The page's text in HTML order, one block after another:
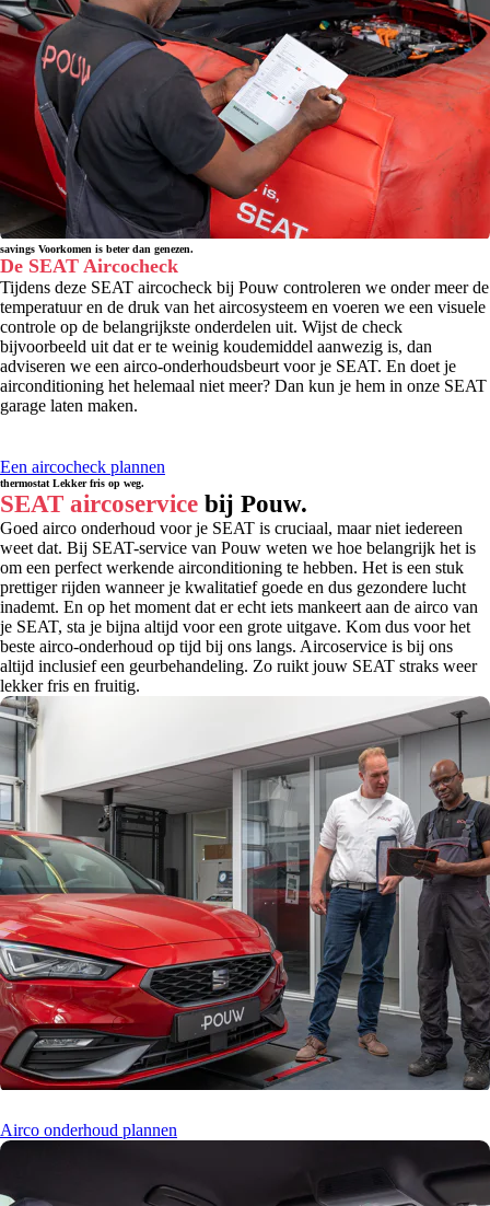
savings Voorkomen is beter dan genezen.
De SEAT Aircocheck
Tijdens deze SEAT aircocheck bij Pouw controleren we onder meer de
temperatuur en de druk van het aircosysteem en voeren we een visuele
controle op de belangrijkste onderdelen uit. Wijst de check
bijvoorbeeld uit dat er te weinig koudemiddel aanwezig is, dan
adviseren we een airco-onderhoudsbeurt voor je SEAT. En doet je
airconditioning het helemaal niet meer? Dan kun je hem in onze SEAT
garage laten maken.
Een aircocheck plannen
thermostatLekker fris op weg.
SEAT aircoservice bij Pouw.
Goed airco onderhoud voor je SEAT is cruciaal, maar niet iedereen
weet dat. Bij SEAT-service van Pouw weten we hoe belangrijk het is
om een perfect werkende airconditioning te hebben. Het is een stuk
prettiger rijden wanneer je kwalitatief goede en dus gezondere lucht
inademt. En op het moment dat er echt iets mankeert aan de airco van
je SEAT, sta je bijna altijd voor een grote uitgave. Kom dus voor het
beste airco-onderhoud op tijd bij ons langs. Aircoservice is bij ons
altijd inclusief een geurbehandeling. Zo ruikt jouw SEAT straks weer
lekker fris en fruitig.
Airco onderhoud plannen